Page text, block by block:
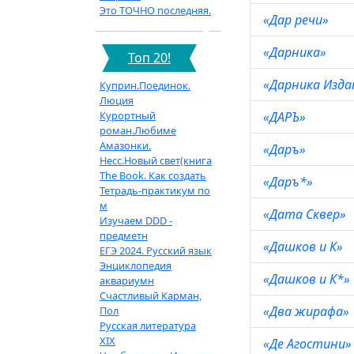
Это ТОЧНО последняя.
Топ 20!
Куприн.Поединок.
Люция
Курортный
роман.Любиме
Амазонки.
Несс.Новый свет(книга
The Book. Как создать
Тетрадь-практикум по
м
Изучаем DDD -
предметн
ЕГЭ 2024. Русский язык
Энциклопедия
аквариумн
Счастливый Карман,
Пол
Русская литература
XIX
«Дар речи»
«Дарника»
«Дарника
«ДАРЪ»
«Даръ»
«Даръ*»
«Дата Сквер»
«Дашков и К»
«Дашков и К*»
«Два жирафа»
«Де Агостини»